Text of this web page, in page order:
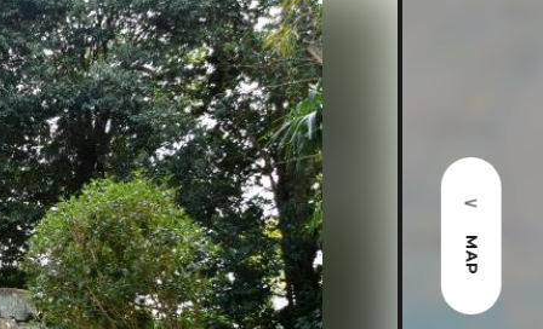
CityFAQs
Foto-Download
Transportinformationen bei Katastrophen
MAP